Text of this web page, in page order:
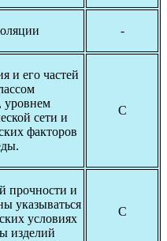
-
и его частей
уровнем
сети и
факторов
С
прочности и
указываться
условиях
изделий
С